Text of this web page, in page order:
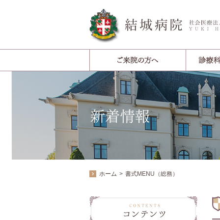
ホーム 書式MENU（総務）